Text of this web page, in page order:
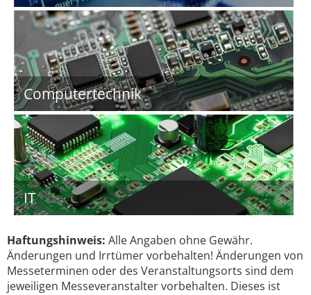
Computertechnik
IT
Haftungshinweis: Alle Angaben ohne Gewähr.
Änderungen und Irrtümer vorbehalten! Änderungen von
Messeterminen oder des Veranstaltungsorts sind dem
jeweiligen Messeveranstalter vorbehalten. Dieses ist